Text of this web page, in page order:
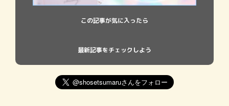
この記事が気に入ったら
最新記事をチェックしよう